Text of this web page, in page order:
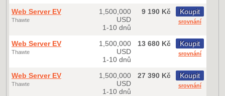
Web Server EV
Thawte
1,500,000
USD
1-10 dnů
9 190 Kč Koupit
srovnání
Web Server EV
Thawte
1,500,000
USD
1-10 dnů
13 680 Kč Koupit
srovnání
Web Server EV
Thawte
1,500,000
USD
1-10 dnů
27 390 Kč Koupit
srovnání